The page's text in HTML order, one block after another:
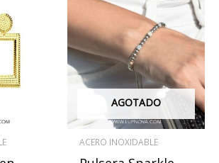
AGOTADO
ACERO INOXIDABLE